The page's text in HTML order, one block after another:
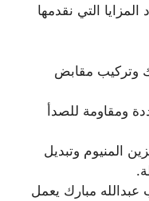
التي نقدمها
وتركيب مقابض
ومقاومة للصدأ
المنيوم وتبديل
عبدالله مبارك يعمل